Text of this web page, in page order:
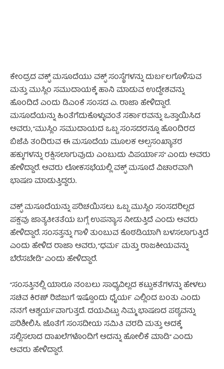
ಕೇಂದ್ರದ ವಕ್ಫ್ ಮಸೂದೆಯು ವಕ್ಫ್ ಸಂಸ್ಥೆಗಳನ್ನು ದುರ್ಬಲಗೊಳಿಸುವ
ಮತ್ತು ಮುಸ್ಲಿಂ ಸಮುದಾಯಕ್ಕೆ ಹಾನಿ ಮಾಡುವ ಉದ್ದೇಶವನ್ನು
ಹೊಂದಿದೆ ಎಂದು ಡಿಎಂಕೆ ಸಂಸದ ಎ. ರಾಜಾ ಹೇಳಿದ್ದಾರೆ.
ಮಸೂದೆಯನ್ನು ಹಿಂತೆಗೆದುಕೊಳ್ಳುವಂತೆ ಸರ್ಕಾರವನ್ನು ಒತ್ತಾಯಿಸಿದ
ಅವರು, “ಮುಸ್ಲಿಂ ಸಮುದಾಯದ ಒಬ್ಬ ಸಂಸದರನ್ನೂ ಹೊಂದಿರದ
ಬಿಜೆಪಿ ತಂದಿರುವ ಈ ಮಸೂದೆಯ ಮೂಲಕ ಅಲ್ಪಸಂಖ್ಯಾತರ
ಹಕ್ಕುಗಳನ್ನು ರಕ್ಷಿಸಲಾಗುವುದು ಎಂಬುದು ವಿಪರ್ಯಾಸ” ಎಂದು ಅವರು
ಹೇಳಿದ್ದಾರೆ. ಅವರು ಲೋಕಸಭೆಯಲ್ಲಿ ವಕ್ಫ್‌ ಮಸೂದೆ ವಿಚಾರವಾಗಿ
ಭಾಷಣ ಮಾಡುತ್ತಿದ್ದರು.
ವಕ್ಫ್ ಮಸೂದೆಯನ್ನು ಪರಿಚಯಿಸಲು ಒಬ್ಬ ಮುಸ್ಲಿಂ ಸಂಸದರಿಲ್ಲದ
ಪಕ್ಷವು ಜಾತ್ಯತೀತತೆಯ ಬಗ್ಗೆ ಉಪನ್ಯಾಸ ನೀಡುತ್ತಿದೆ ಎಂದು ಅವರು
ಹೇಳಿದ್ದಾರೆ. ಸಂಸತ್ತನ್ನು ಗಾಳಿ ತುಂಬುವ ಕೊಠಡಿಯಾಗಿ ಬಳಸಲಾಗುತ್ತಿದೆ
ಎಂದು ಹೇಳಿದ ರಾಜಾ ಅವರು, “ಧರ್ಮ ಮತ್ತು ರಾಜಕೀಯವನ್ನು
ಬೆರೆಸಬೇಡಿ” ಎಂದು ಹೇಳಿದ್ದಾರೆ.
“ಸಂಸತ್ತಿನಲ್ಲಿ ಯಾರೂ ನಂಬಲು ಸಾಧ್ಯವಿಲ್ಲದ ಕಟ್ಟುಕತೆಗಳನ್ನು ಹೇಳಲು
ಸಚಿವ ಕಿರಣ್ ರಿಜಿಜುಗೆ ಇಷ್ಟೊಂದು ಧೈರ್ಯ ಎಲ್ಲಿಂದ ಬಂತು ಎಂದು
ನನಗೆ ಆಶ್ಚರ್ಯವಾಗುತ್ತದೆ. ದಯವಿಟ್ಟು ನಿಮ್ಮ ಭಾಷಣದ ಪಠ್ಯವನ್ನು
ಪರಿಶೀಲಿಸಿ. ಜೊತೆಗೆ ಸಂಸದೀಯ ಸಮಿತಿ ವರದಿ ಮತ್ತು ಅದಕ್ಕೆ
ಸಲ್ಲಿಸಲಾದ ದಾಖಲೆಗಳೊಂದಿಗೆ ಅದನ್ನು ಹೋಲಿಕೆ ಮಾಡಿ” ಎಂದು
ಅವರು ಹೇಳಿದ್ದಾರೆ.